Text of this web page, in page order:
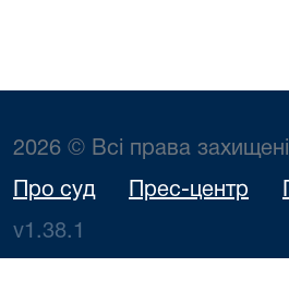
2026 © Всі права захищені
Про суд Прес-центр
v1.38.1